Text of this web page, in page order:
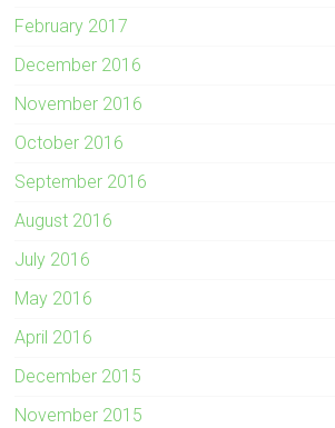
February 2017
December 2016
November 2016
October 2016
September 2016
August 2016
July 2016
May 2016
April 2016
December 2015
November 2015